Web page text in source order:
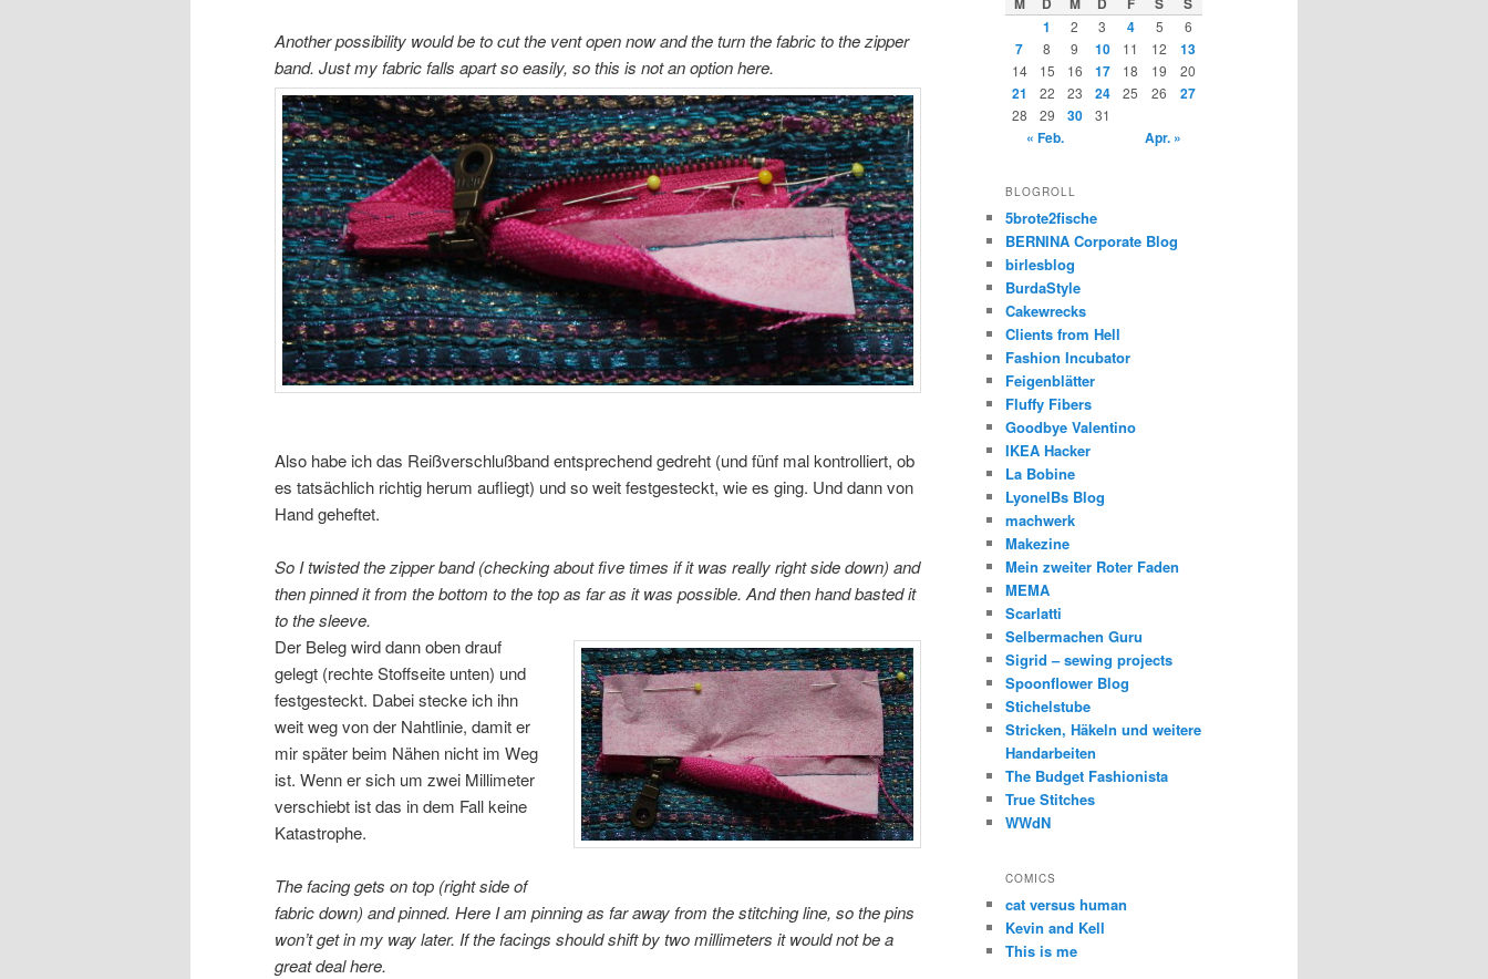
Another possibility would be to cut the vent open now and the turn the fabric to the zipper
band. Just my fabric falls apart so easily, so this is not an option here.
Also habe ich das Reißverschlußband entsprechend gedreht (und fünf mal kontrolliert, ob
es tatsächlich richtig herum aufliegt) und so weit festgesteckt, wie es ging. Und dann von
Hand geheftet.
So I twisted the zipper band (checking about five times if it was really right side down) and
then pinned it from the bottom to the top as far as it was possible. And then hand basted it
to the sleeve.
Der Beleg wird dann oben drauf
gelegt (rechte Stoffseite unten) und
festgesteckt. Dabei stecke ich ihn
weit weg von der Nahtlinie, damit er
mir später beim Nähen nicht im Weg
ist. Wenn er sich um zwei Millimeter
verschiebt ist das in dem Fall keine
Katastrophe.
The facing gets on top (right side of
fabric down) and pinned. Here I am pinning as far away from the stitching line, so the pins
won’t get in my way later. If the facings should shift by two millimeters it would not be a
great deal here.
1
2 3 4 5 6
7 8 9 10 11 12 13
14 15 16 17 18 19 20
21 22 23 24 25 26 27
28 29 30 31
« Feb. Apr. »
BLOGROLL
5brote2fische
BERNINA Corporate Blog
birlesblog
BurdaStyle
Cakewrecks
Clients from Hell
Fashion Incubator
Feigenblätter
Fluffy Fibers
Goodbye Valentino
IKEA Hacker
La Bobine
LyonelBs Blog
machwerk
Makezine
Mein zweiter Roter Faden
MEMA
Scarlatti
Selbermachen Guru
Sigrid – sewing projects
Spoonflower Blog
Stichelstube
Stricken, Häkeln und weitere
Handarbeiten
The Budget Fashionista
True Stitches
WWdN
COMICS
cat versus human
Kevin and Kell
This is me